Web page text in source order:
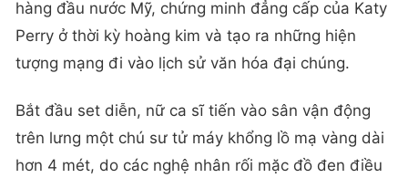
hàng đầu nước Mỹ, chứng minh đẳng cấp của Katy
Perry ở thời kỳ hoàng kim và tạo ra những hiện
tượng mạng đi vào lịch sử văn hóa đại chúng.
Bắt đầu set diễn, nữ ca sĩ tiến vào sân vận động
trên lưng một chú sư tử máy khổng lồ mạ vàng dài
hơn 4 mét, do các nghệ nhân rối mặc đồ đen điều